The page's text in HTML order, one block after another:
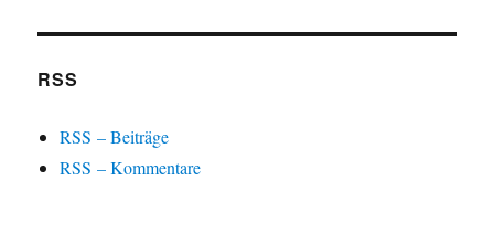
RSS
RSS – Beiträge
RSS – Kommentare